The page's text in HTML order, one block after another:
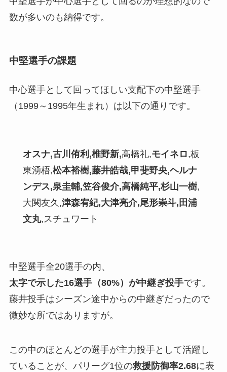
数が多いのも納得です。
中堅選手の課題
中心選手として回ってほしい支配下の中堅選手
（1999～1995年生まれ）は以下の通りです。
オスナ,古川侑利,椎野新,高橋礼,モイネロ,板
東湧梧,松本裕樹,藤井皓哉,甲斐野央,ヘルナ
ンデス,泉圭輔,笠谷俊介,高橋純平,杉山一樹,
大関友久,津森宥紀,大津亮介,尾形崇斗,田浦
文丸,スチュワート
中堅選手全20選手の内、
太字で示した16選手（80%）が中継ぎ投手です。
藤井投手はシーズン途中からの中継ぎだったので
微妙な所ではありますが。
この中のほとんどの選手が主力投手として活躍し
ていることが、パリーグ1位の救援防御率2.68に表